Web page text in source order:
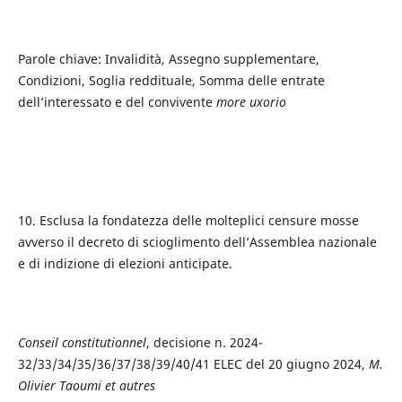
Parole chiave: Invalidità, Assegno supplementare,
Condizioni, Soglia reddituale, Somma delle entrate
dell’interessato e del convivente more uxorio
10. Esclusa la fondatezza delle molteplici censure mosse
avverso il decreto di scioglimento dell’Assemblea nazionale
e di indizione di elezioni anticipate.
Conseil constitutionnel, decisione n. 2024-
32/33/34/35/36/37/38/39/40/41 ELEC del 20 giugno 2024, M.
Olivier Taoumi et autres